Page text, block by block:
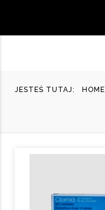
JESTEŚ TUTAJ: HOME